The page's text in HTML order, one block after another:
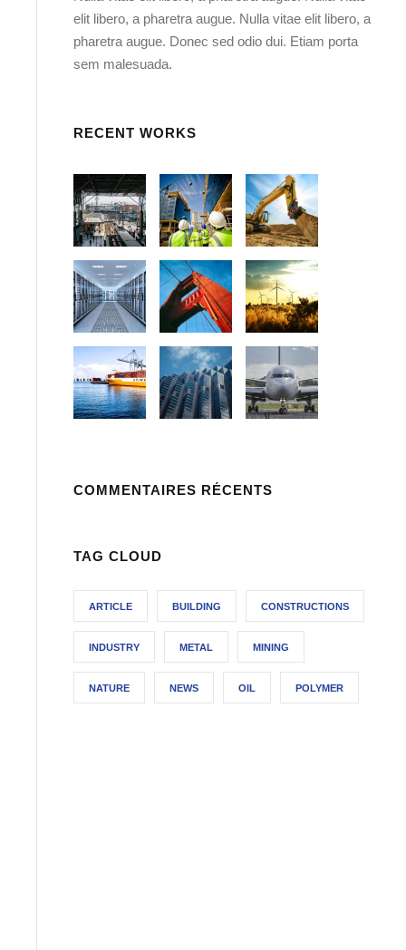
elit libero, a pharetra augue. Nulla vitae elit libero, a
pharetra augue. Donec sed odio dui. Etiam porta
sem malesuada.
RECENT WORKS
COMMENTAIRES RÉCENTS
TAG CLOUD
ARTICLE BUILDING CONSTRUCTIONS
INDUSTRY METAL MINING
NATURE NEWS OIL POLYMER